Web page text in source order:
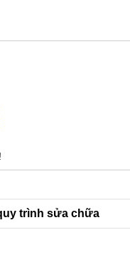
trình sửa chữa